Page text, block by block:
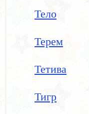
Тело
Терем
Тетива
Тигр